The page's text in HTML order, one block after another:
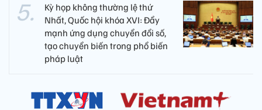
Kỳ họp không thường lệ thứ
Nhất, Quốc hội khóa XVI: Đẩy
mạnh ứng dụng chuyển đổi số,
tạo chuyển biến trong phổ biến
pháp luật